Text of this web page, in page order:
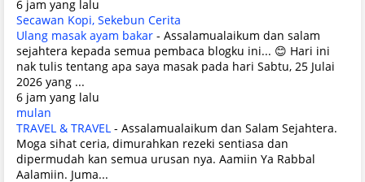
6 jam yang lalu
Secawan Kopi, Sekebun Cerita
Ulang masak ayam bakar - Assalamualaikum dan salam
sejahtera kepada semua pembaca blogku ini... 😊 Hari ini
nak tulis tentang apa saya masak pada hari Sabtu, 25 Julai
2026 yang ...
6 jam yang lalu
mulan
TRAVEL & TRAVEL - Assalamualaikum dan Salam Sejahtera.
Moga sihat ceria, dimurahkan rezeki sentiasa dan
dipermudah kan semua urusan nya. Aamiin Ya Rabbal
Aalamiin. Juma...